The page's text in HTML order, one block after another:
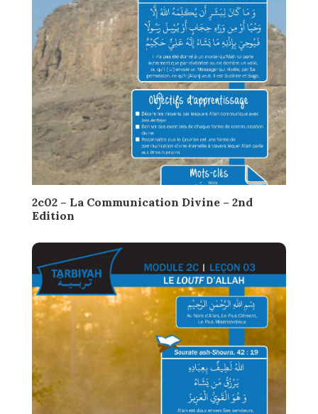
2c02 – La Communication Divine – 2nd
Edition